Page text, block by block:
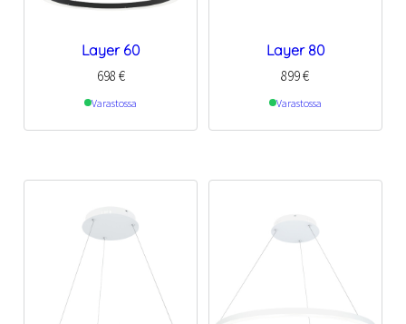
Layer 60
698 €
Varastossa
Layer 80
899€
Varastossa